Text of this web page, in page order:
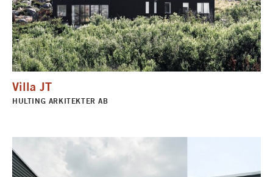
Villa JT
HULTING ARKITEKTER AB